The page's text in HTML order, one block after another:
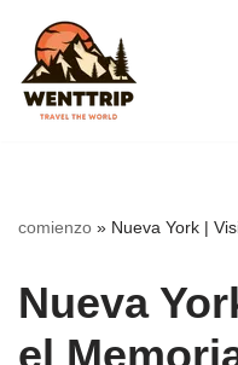
Saltar
al
contenido
comienzo » Nueva York |
Nueva
el